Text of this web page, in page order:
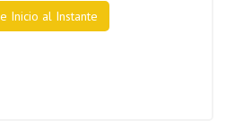
Inicio al Instante